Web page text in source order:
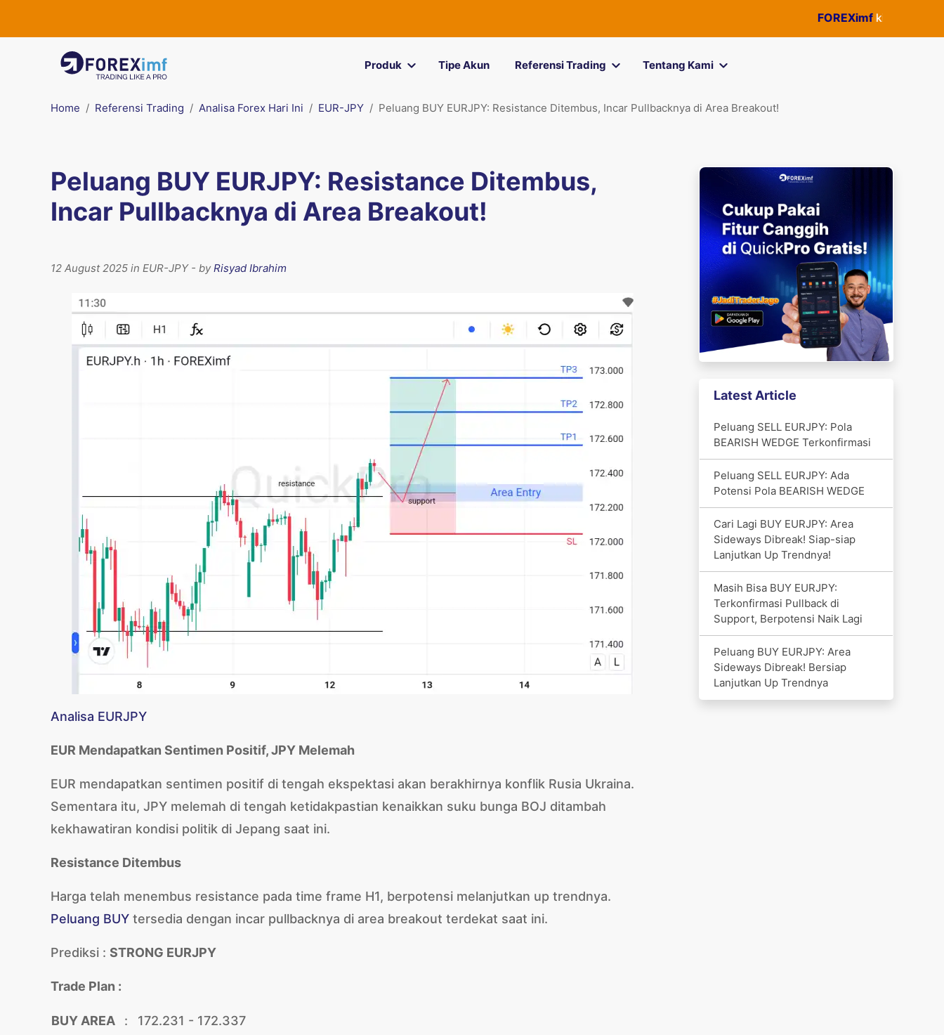
FOREXimfkini menjadi
Produk Tipe Akun Referensi Trading Tentang Kami
Home Referensi Trading Analisa Forex Hari Ini EUR-JPY Peluang BUY EURJPY: Resistance Ditembus, Incar Pullbacknya di Area Breakout!
Peluang BUY EURJPY: Resistance Ditembus,
Incar Pullbacknya di Area Breakout!
12 August 2025 in EUR-JPY - byRisyad Ibrahim
Analisa EURJPY
EUR Mendapatkan Sentimen Positif, JPY Melemah
EUR mendapatkan sentimen positif di tengah ekspektasi akan berakhirnya konflik Rusia Ukraina.
Sementara itu, JPY melemah di tengah ketidakpastian kenaikkan suku bunga BOJ ditambah
kekhawatiran kondisi politik di Jepang saat ini.
Resistance Ditembus
Harga telah menembus resistance pada time frame H1, berpotensi melanjutkan up trendnya.
Peluang BUY tersedia dengan incar pullbacknya di area breakout terdekat saat ini.
Prediksi : STRONG EURJPY
Trade Plan :
BUY AREA :
172.231 - 172.337
Latest Article
Peluang SELL EURJPY: Pola
BEARISH WEDGE Terkonfirmasi
Peluang SELL EURJPY: Ada
Potensi Pola BEARISH WEDGE
Cari Lagi BUY EURJPY: Area
Sideways Dibreak! Siap-siap
Lanjutkan Up Trendnya!
Masih Bisa BUY EURJPY:
Terkonfirmasi Pullback di
Support, Berpotensi Naik Lagi
Peluang BUY EURJPY: Area
Sideways Dibreak! Bersiap
Lanjutkan Up Trendnya